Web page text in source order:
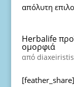
απόλυτη
Herbalife
ομορφιά
από diaxeiristis